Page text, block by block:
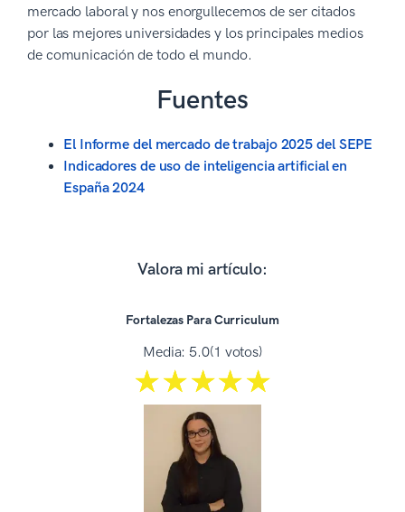
mercado laboral y nos enorgullecemos de ser citados
por las mejores universidades y los principales medios
de comunicación de todo el mundo.
Fuentes
El Informe del mercado de trabajo 2025 del SEPE
Indicadores de uso de inteligencia artificial en
España 2024
Valora mi artículo:
Fortalezas Para Curriculum
Media:5.0(1 votos)
☆☆☆☆☆
★★★★★